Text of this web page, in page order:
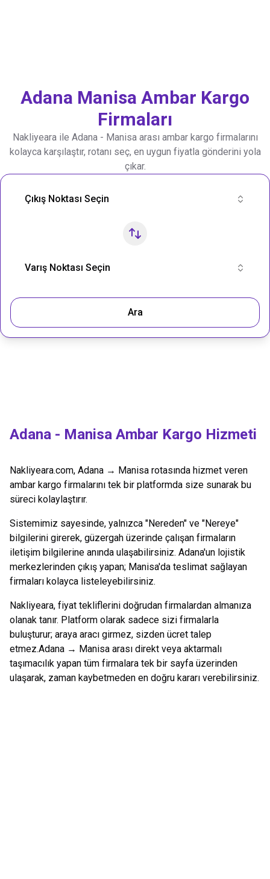
Adana Manisa Ambar Kargo
Firmaları
Nakliyeara ile Adana- Manisaarası ambar kargo firmalarını
kolayca karşılaştır, rotanı seç, en uygun fiyatla gönderini yola
çıkar.
Nakliye Rotası Ara
Çıkış Noktası Seçin
Varış Noktası Seçin
Ara
Adana - Manisa Ambar Kargo Hizmeti
Nakliyeara.com, Adana → Manisa rotasında hizmet veren
ambar kargo firmalarını tek bir platformda size sunarak bu
süreci kolaylaştırır.
Sistemimiz sayesinde, yalnızca "Nereden" ve "Nereye"
bilgilerini girerek, güzergah üzerinde çalışan firmaların
iletişim bilgilerine anında ulaşabilirsiniz. Adana'un lojistik
merkezlerinden çıkış yapan; Manisa'da teslimat sağlayan
firmaları kolayca listeleyebilirsiniz.
Nakliyeara, fiyat tekliflerini doğrudan firmalardan almanıza
olanak tanır. Platform olarak sadece sizi firmalarla
buluşturur; araya aracı girmez, sizden ücret talep
etmez.Adana → Manisa arası direkt veya aktarmalı
taşımacılık yapan tüm firmalara tek bir sayfa üzerinden
ulaşarak, zaman kaybetmeden en doğru kararı verebilirsiniz.